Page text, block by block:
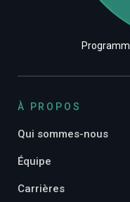
À PROPOS
Qui sommes-nous
Équipe
Carrières